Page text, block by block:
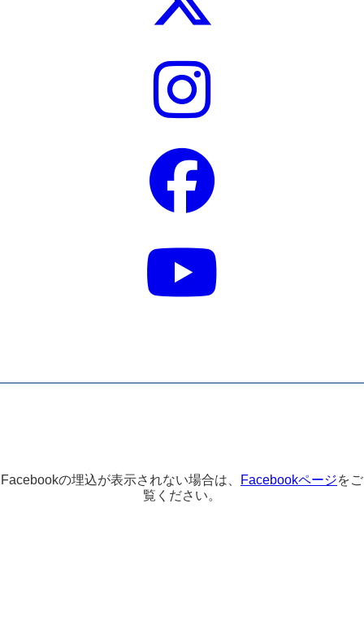
Facebookの埋込が表示されない場合は、 Facebookページをご
覧ください。